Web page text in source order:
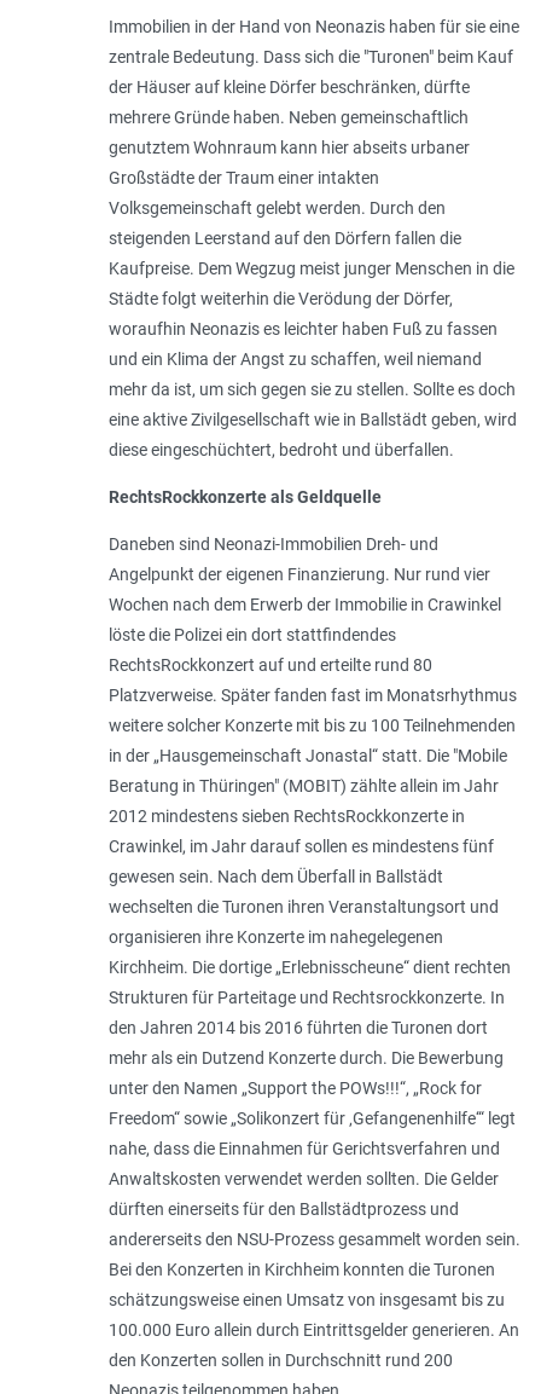
Immobilien in der Hand von Neonazis haben für sie eine
zentrale Bedeutung. Dass sich die "Turonen" beim Kauf
der Häuser auf kleine Dörfer beschränken, dürfte
mehrere Gründe haben. Neben gemeinschaftlich
genutztem Wohnraum kann hier abseits urbaner
Großstädte der Traum einer intakten
Volksgemeinschaft gelebt werden. Durch den
steigenden Leerstand auf den Dörfern fallen die
Kaufpreise. Dem Wegzug meist junger Menschen in die
Städte folgt weiterhin die Verödung der Dörfer,
woraufhin Neonazis es leichter haben Fuß zu fassen
und ein Klima der Angst zu schaffen, weil niemand
mehr da ist, um sich gegen sie zu stellen. Sollte es doch
eine aktive Zivilgesellschaft wie in Ballstädt geben, wird
diese eingeschüchtert, bedroht und überfallen.
RechtsRockkonzerte als Geldquelle
Daneben sind Neonazi-Immobilien Dreh- und
Angelpunkt der eigenen Finanzierung. Nur rund vier
Wochen nach dem Erwerb der Immobilie in Crawinkel
löste die Polizei ein dort stattfindendes
RechtsRockkonzert auf und erteilte rund 80
Platzverweise. Später fanden fast im Monatsrhythmus
weitere solcher Konzerte mit bis zu 100 Teilnehmenden
in der „Hausgemeinschaft Jonastal“ statt. Die "Mobile
Beratung in Thüringen" (MOBIT) zählte allein im Jahr
2012 mindestens sieben RechtsRockkonzerte in
Crawinkel, im Jahr darauf sollen es mindestens fünf
gewesen sein. Nach dem Überfall in Ballstädt
wechselten die Turonen ihren Veranstaltungsort und
organisieren ihre Konzerte im nahegelegenen
Kirchheim. Die dortige „Erlebnisscheune“ dient rechten
Strukturen für Parteitage und Rechtsrockkonzerte. In
den Jahren 2014 bis 2016 führten die Turonen dort
mehr als ein Dutzend Konzerte durch. Die Bewerbung
unter den Namen „Support the POWs!!!“, „Rock for
Freedom“ sowie „Solikonzert für ‚Gefangenenhilfe‘“ legt
nahe, dass die Einnahmen für Gerichtsverfahren und
Anwaltskosten verwendet werden sollten. Die Gelder
dürften einerseits für den Ballstädtprozess und
andererseits den NSU-Prozess gesammelt worden sein.
Bei den Konzerten in Kirchheim konnten die Turonen
schätzungsweise einen Umsatz von insgesamt bis zu
100.000 Euro allein durch Eintrittsgelder generieren. An
den Konzerten sollen in Durchschnitt rund 200
Neonazis teilgenommen haben.